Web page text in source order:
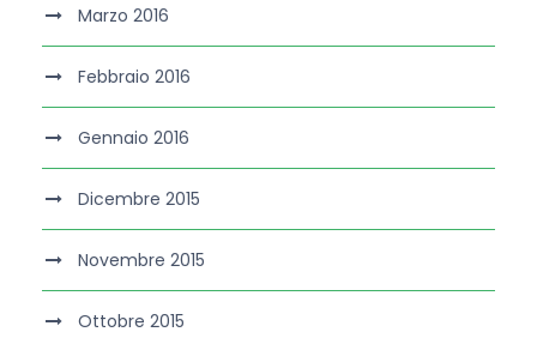
Marzo 2016
Febbraio 2016
Gennaio 2016
Dicembre 2015
Novembre 2015
Ottobre 2015